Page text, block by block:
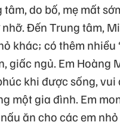
do bố, mẹ mất
Đến Trung tâm,
khác; có thêm nhiều
giấc ngủ. Em Hoàng
khi được sống,
một gia đình. Em
ăn cho các em nhỏ